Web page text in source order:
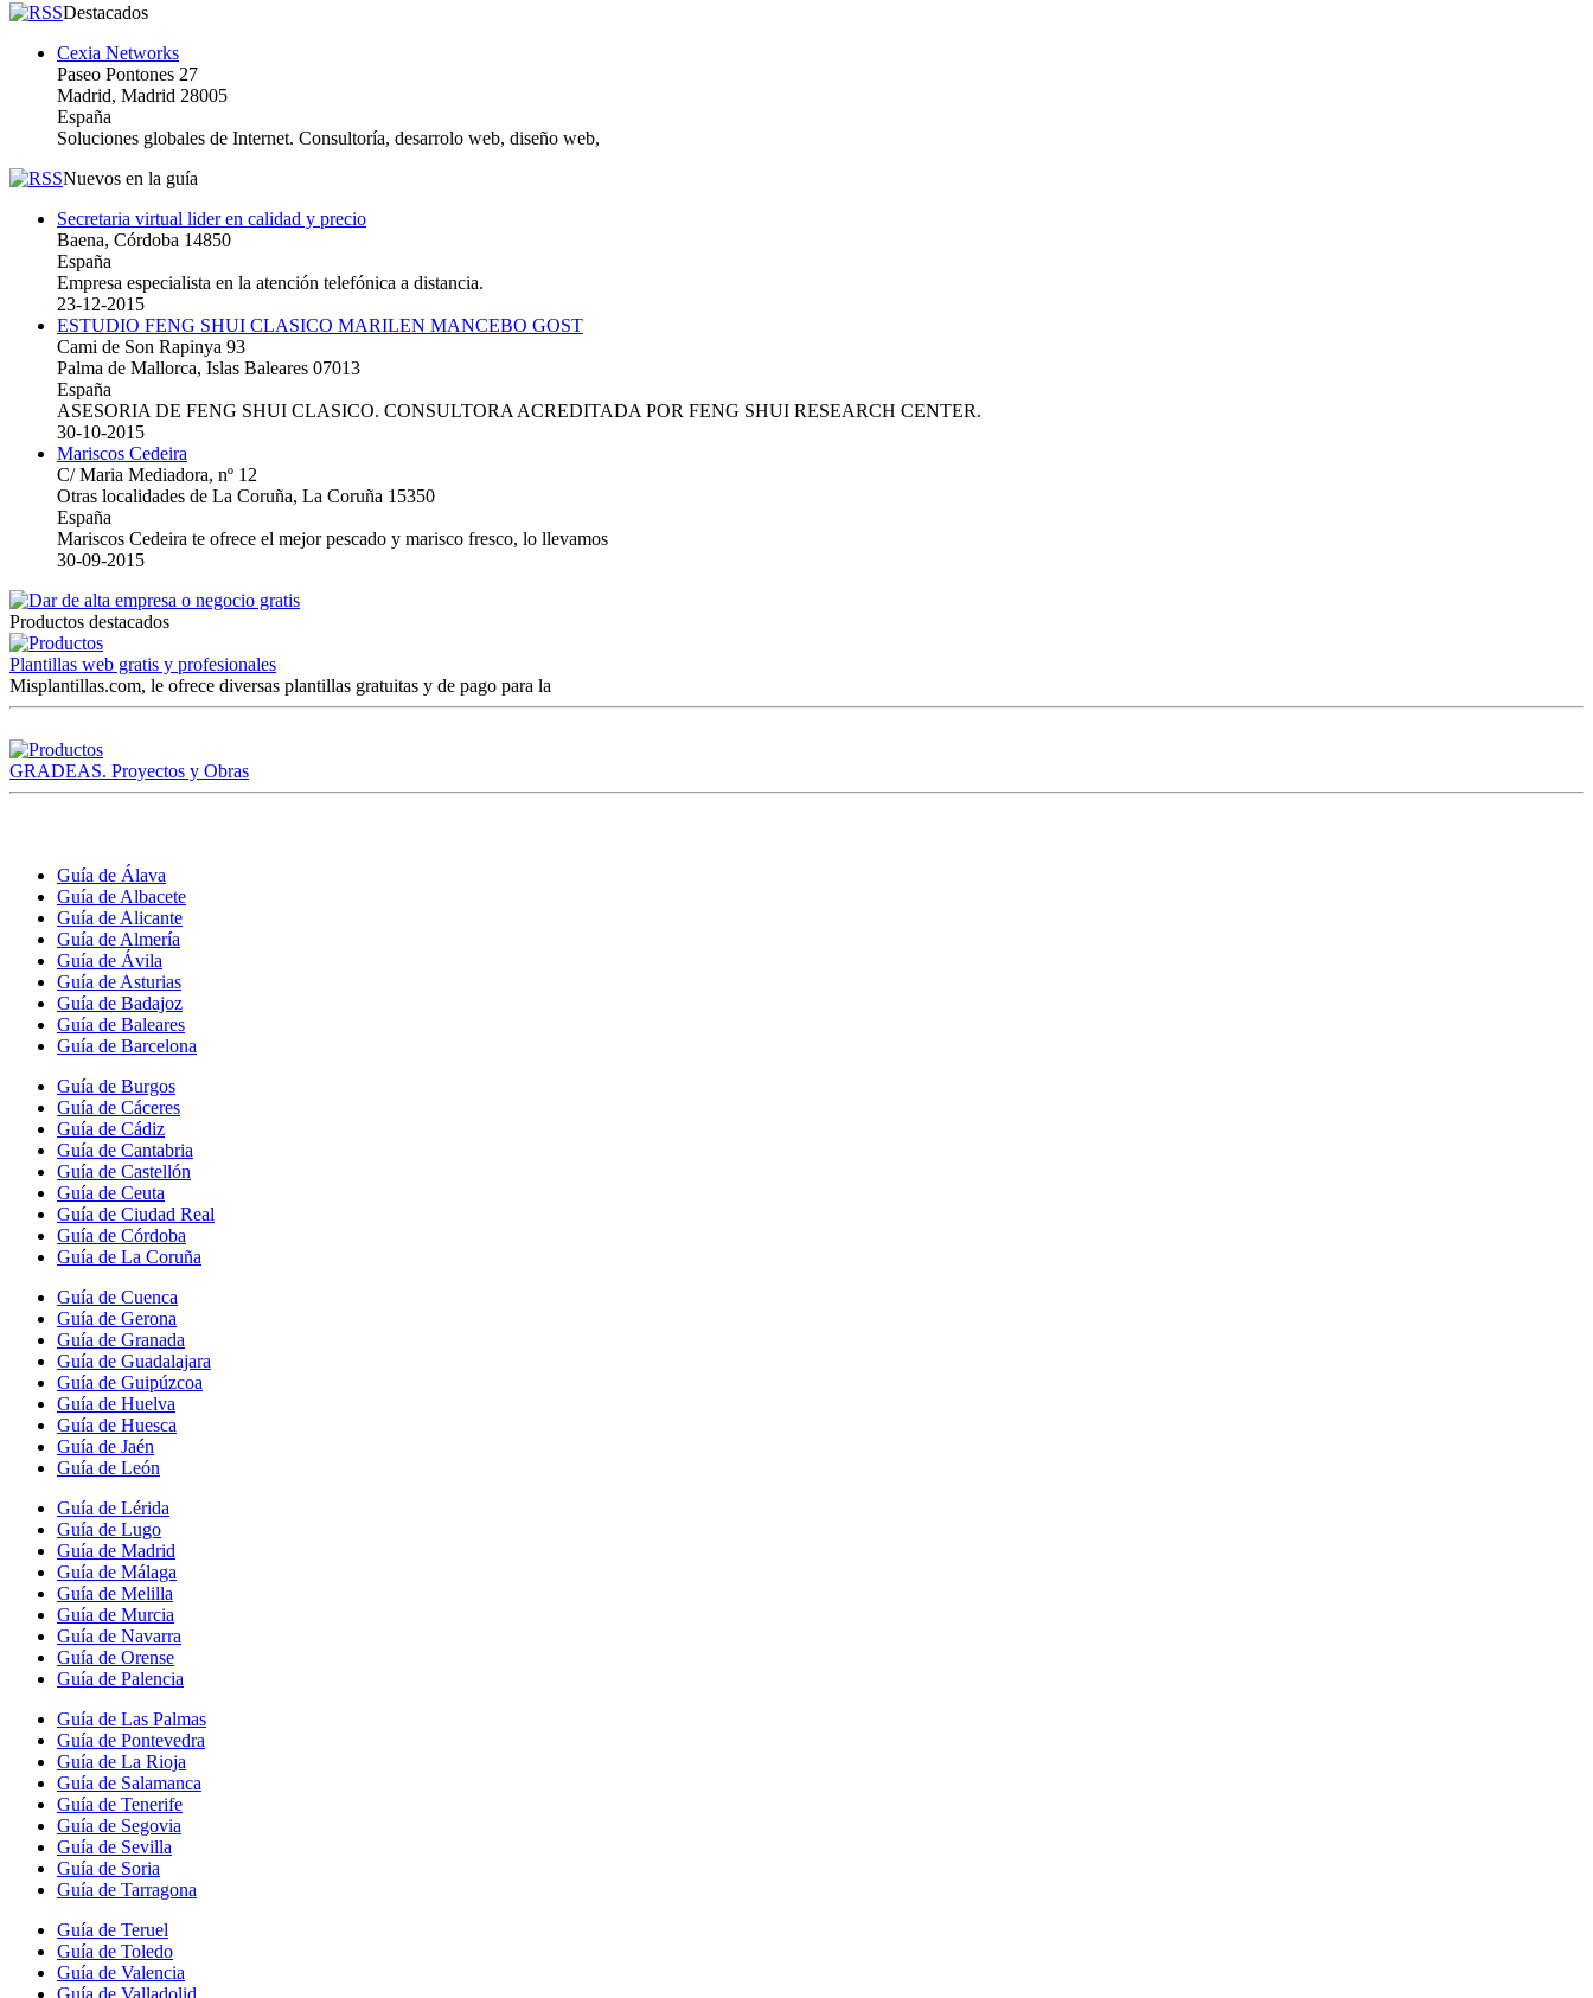
Destacados
Cexia Networks
Paseo Pontones 27
Madrid, Madrid 28005
España
Soluciones globales de Internet. Consultoría, desarrolo web, diseño web,
Nuevos en la guía
Secretaria virtual lider en calidad y precio
Baena, Córdoba 14850
España
Empresa especialista en la atención telefónica a distancia.
23-12-2015
ESTUDIO FENG SHUI CLASICO MARILEN MANCEBO GOST
Cami de Son Rapinya 93
Palma de Mallorca, Islas Baleares 07013
España
ASESORIA DE FENG SHUI CLASICO. CONSULTORA ACREDITADA POR FENG SHUI RESEARCH CENTER.
30-10-2015
Mariscos Cedeira
C/ Maria Mediadora, nº 12
Otras localidades de La Coruña, La Coruña 15350
España
Mariscos Cedeira te ofrece el mejor pescado y marisco fresco, lo llevamos
30-09-2015
Productos destacados
Plantillas web gratis y profesionales
Misplantillas.com, le ofrece diversas plantillas gratuitas y de pago para la
GRADEAS. Proyectos y Obras
Guía de Álava
Guía de Albacete
Guía de Alicante
Guía de Almería
Guía de Ávila
Guía de Asturias
Guía de Badajoz
Guía de Baleares
Guía de Barcelona
Guía de Burgos
Guía de Cáceres
Guía de Cádiz
Guía de Cantabria
Guía de Castellón
Guía de Ceuta
Guía de Ciudad Real
Guía de Córdoba
Guía de La Coruña
Guía de Cuenca
Guía de Gerona
Guía de Granada
Guía de Guadalajara
Guía de Guipúzcoa
Guía de Huelva
Guía de Huesca
Guía de Jaén
Guía de León
Guía de Lérida
Guía de Lugo
Guía de Madrid
Guía de Málaga
Guía de Melilla
Guía de Murcia
Guía de Navarra
Guía de Orense
Guía de Palencia
Guía de Las Palmas
Guía de Pontevedra
Guía de La Rioja
Guía de Salamanca
Guía de Tenerife
Guía de Segovia
Guía de Sevilla
Guía de Soria
Guía de Tarragona
Guía de Teruel
Guía de Toledo
Guía de Valencia
Guía de Valladolid